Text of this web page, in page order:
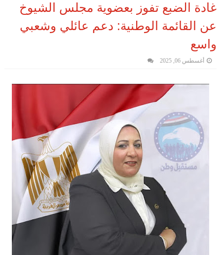
غادة الضبع تفوز بعضوية مجلس الشيوخ
عن القائمة الوطنية: دعم عائلي وشعبي
واسع
أغسطس 06, 2025